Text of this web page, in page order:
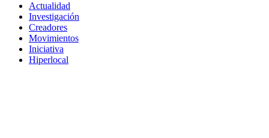
Actualidad
Investigación
Creadores
Movimientos
Iniciativa
Hiperlocal